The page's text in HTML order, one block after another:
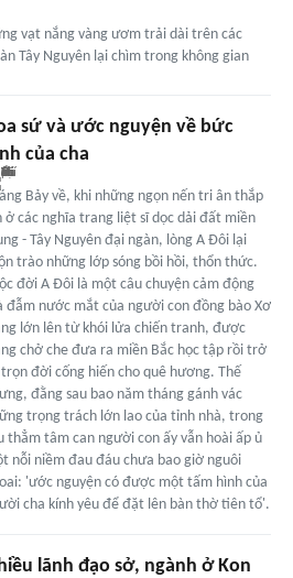
vạt nắng vàng ươm trải dài trên các
Tây Nguyên lại chìm trong không gian
sứ và ước nguyện về bức
của cha
Bảy về, khi những ngọn nến tri ân thắp
ở các nghĩa trang liệt sĩ dọc dải đất miền
- Tây Nguyên đại ngàn, lòng A Đôi lại
trào những lớp sóng bồi hồi, thổn thức.
đời A Đôi là một câu chuyện cảm động
đẫm nước mắt của người con đồng bào Xơ
lớn lên từ khói lửa chiến tranh, được
chở che đưa ra miền Bắc học tập rồi trở
đời cống hiến cho quê hương. Thế
đằng sau bao năm tháng gánh vác
trọng trách lớn lao của tỉnh nhà, trong
thẳm tâm can người con ấy vẫn hoài ấp ủ
nỗi niềm đau đáu chưa bao giờ nguôi
'ước nguyện có được một tấm hình của
cha kính yêu để đặt lên bàn thờ tiên tổ'.
lãnh đạo sở, ngành ở Kon